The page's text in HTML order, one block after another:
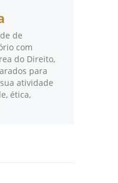
de
com
do Direito,
para
atividade
ética,